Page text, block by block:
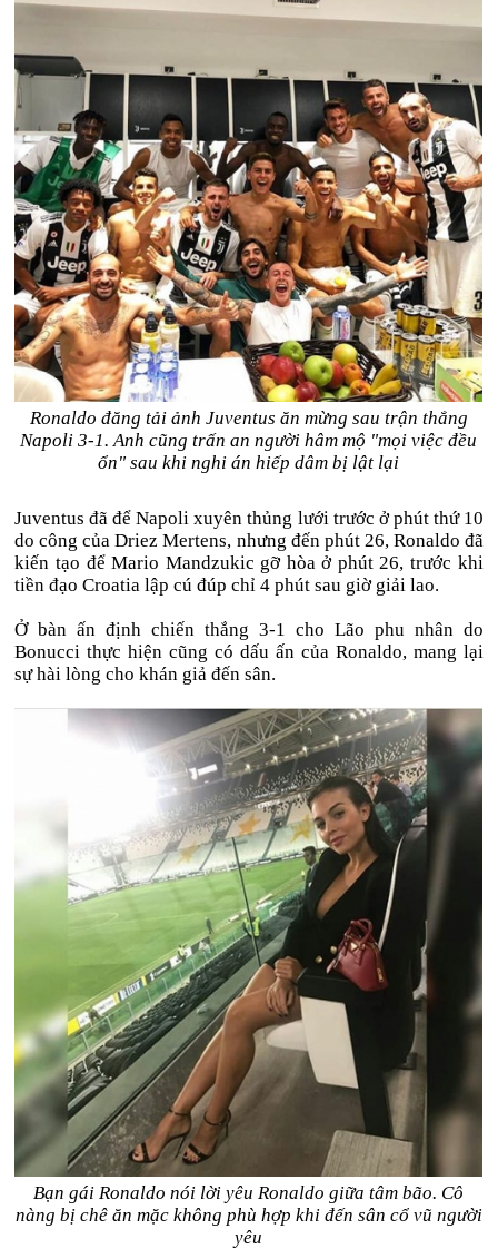
Ronaldo đăng tải ảnh Juventus ăn mừng sau trận thắng
Napoli 3-1. Anh cũng trấn an người hâm mộ "mọi việc đều
ổn" sau khi nghi án hiếp dâm bị lật lại
Juventus đã để Napoli xuyên thủng lưới trước ở phút thứ 10
do công của Driez Mertens, nhưng đến phút 26, Ronaldo đã
kiến tạo để Mario Mandzukic gỡ hòa ở phút 26, trước khi
tiền đạo Croatia lập cú đúp chỉ 4 phút sau giờ giải lao.
Ở bàn ấn định chiến thắng 3-1 cho Lão phu nhân do
Bonucci thực hiện cũng có dấu ấn của Ronaldo, mang lại
sự hài lòng cho khán giả đến sân.
Bạn gái Ronaldo nói lời yêu Ronaldo giữa tâm bão. Cô
nàng bị chê ăn mặc không phù hợp khi đến sân cổ vũ người
yêu